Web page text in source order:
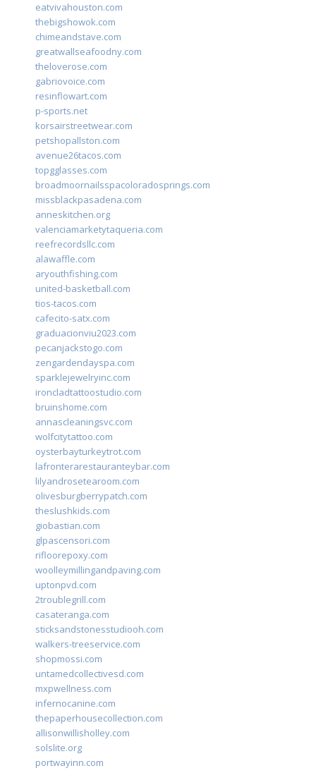
eatvivahouston.com
thebigshowok.com
chimeandstave.com
greatwallseafoodny.com
theloverose.com
gabriovoice.com
resinflowart.com
p-sports.net
korsairstreetwear.com
petshopallston.com
avenue26tacos.com
topgglasses.com
broadmoornailsspacoloradosprings.com
missblackpasadena.com
anneskitchen.org
valenciamarketytaqueria.com
reefrecordsllc.com
alawaffle.com
aryouthfishing.com
united-basketball.com
tios-tacos.com
cafecito-satx.com
graduacionviu2023.com
pecanjackstogo.com
zengardendayspa.com
sparklejewelryinc.com
ironcladtattoostudio.com
bruinshome.com
annascleaningsvc.com
wolfcitytattoo.com
oysterbayturkeytrot.com
lafronterarestauranteybar.com
lilyandrosetearoom.com
olivesburgberrypatch.com
theslushkids.com
giobastian.com
glpascensori.com
rifloorepoxy.com
woolleymillingandpaving.com
uptonpvd.com
2troublegrill.com
casateranga.com
sticksandstonesstudiooh.com
walkers-treeservice.com
shopmossi.com
untamedcollectivesd.com
mxpwellness.com
infernocanine.com
thepaperhousecollection.com
allisonwillisholley.com
solslite.org
portwayinn.com